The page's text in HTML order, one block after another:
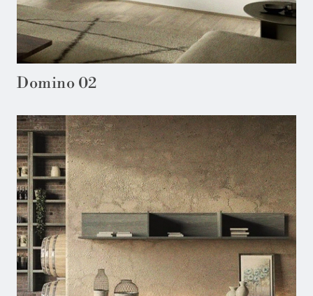
Domino 02